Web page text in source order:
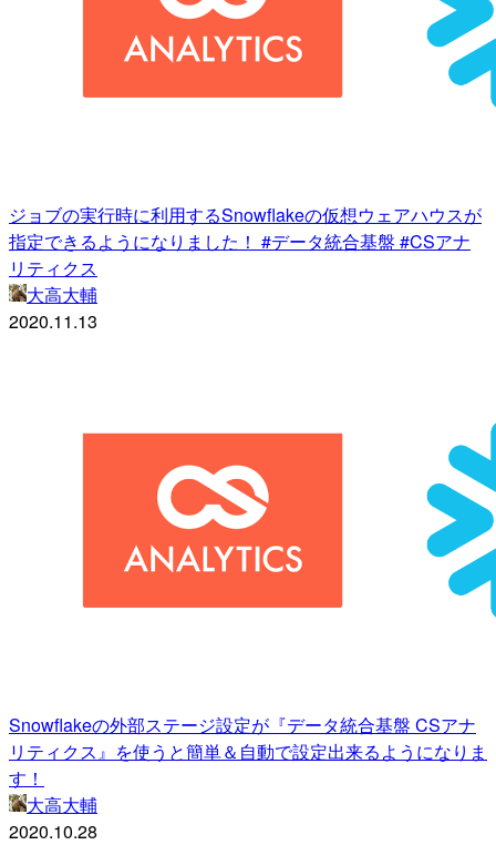
ジョブの実行時に利用するSnowflakeの仮想ウェアハウスが
指定できるようになりました！ #データ統合基盤 #CSアナ
リティクス
大高大輔
2020.11.13
Snowflakeの外部ステージ設定が『データ統合基盤 CSアナ
リティクス』を使うと簡単＆自動で設定出来るようになりま
す！
大高大輔
2020.10.28